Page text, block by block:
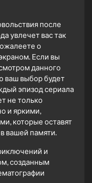
после
увлечет вас так
о
Если вы
данного
ваш выбор будет
эпизод сериала
не только
и яркими,
которые оставят
вашей памяти.
и
созданным